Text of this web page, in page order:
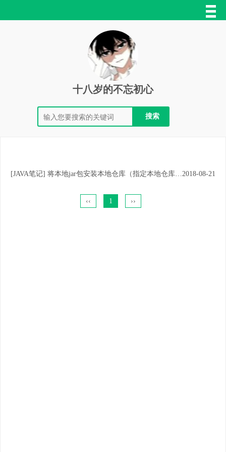
十八岁的不忘初心
2018-08-21
[JAVA笔记] 将本地jar包安装本地仓库（指定本地仓库路径）
‹‹ 1 ››